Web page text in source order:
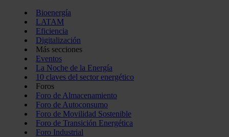
Bioenergía
LATAM
Eficiencia
Digitalización
Más secciones
Eventos
La Noche de la Energía
10 claves del sector energético
Foros
Foro de Almacenamiento
Foro de Autoconsumo
Foro de Movilidad Sostenible
Foro de Transición Energética
Foro Industrial